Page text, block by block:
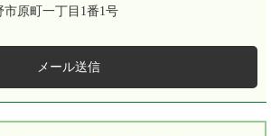
市原町一丁目1番1号
メール送信